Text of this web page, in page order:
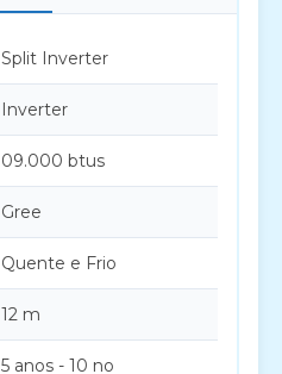
Split Inverter
Inverter
09.000 btus
Gree
Quente e Frio
12 m
5 anos - 10 no